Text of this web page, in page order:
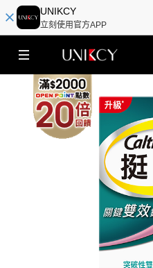
UNIKCY
立刻使用官方APP